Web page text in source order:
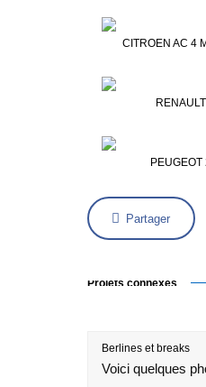
CITROEN AC 4
Partager
Projets connexes
Berlines et breaks
Voici quelques